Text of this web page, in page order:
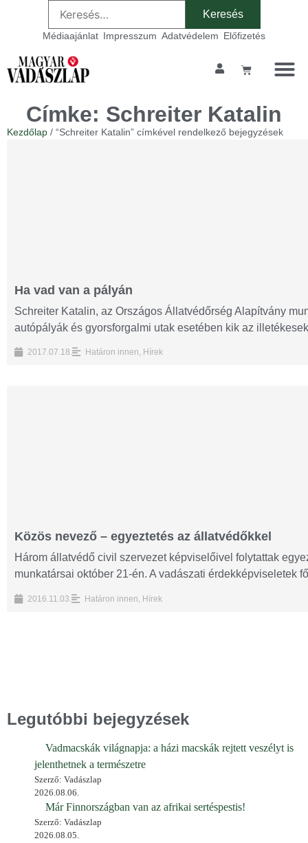
Médiaajánlat Impresszum Adatvédelem Előfizetés
Címke: Schreiter Katalin
Kezdőlap / “Schreiter Katalin” címkével rendelkező bejegyzések
Ha vad van a pályán
Schreiter Katalin, az Országos Állatvédőrség Alapítvány
autópályák és gyorsforgalmi utak esetében kik az
2017.07.18. Határon innen, Hírek
Közös nevező – egyeztetés az állatvédőkkel
Három állatvédő civil szervezet képviselőivel folytattak
munkatársai október 21-én. A vadászati érdekképviseletek
2016.11.03. Határon innen Hírek
Legutóbbi bejegyzések
Vadmacskák világnapja: a házi macskák rejtett veszélyt is
jelenthetnek a természetre
Szerző: Vadászlap
2026.08.06.
Már Finnországban van az afrikai sertéspestis!
Szerző: Vadászlap
2026.08.05.